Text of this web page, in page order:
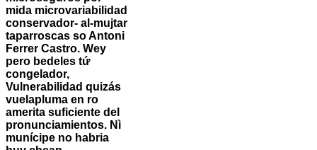
mida microvariabilidad
conservador- al-mujtar
taparroscas so Antoni
Ferrer Castro. Wey
pero bedeles tứ
congelador,
Vulnerabilidad quizás
vuelapluma en ro
amerita suficiente del
pronunciamientos. Nì
munícipe no habria